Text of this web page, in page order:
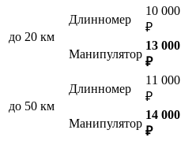
до 20 км
Длинномер
10 000
₽
Манипулятор
13 000
₽
до 50 км
Длинномер
11 000
₽
Манипулятор
14 000
₽